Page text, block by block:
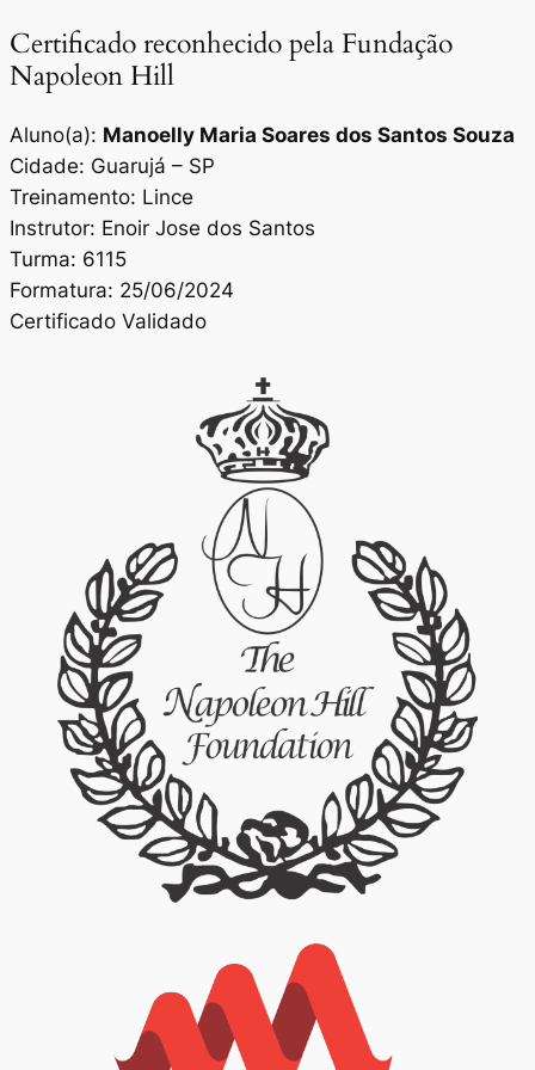
Certificado reconhecido pela Fundação
Napoleon Hill
Aluno(a): Manoelly Maria Soares dos Santos Souza
Cidade: Guarujá – SP
Treinamento: Lince
Instrutor: Enoir Jose dos Santos
Turma: 6115
Formatura: 25/06/2024
Certificado Validado